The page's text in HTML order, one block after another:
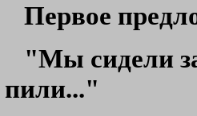
Первое
"Мы сидели
пили..."